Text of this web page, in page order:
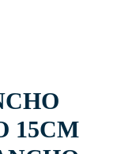
15CM